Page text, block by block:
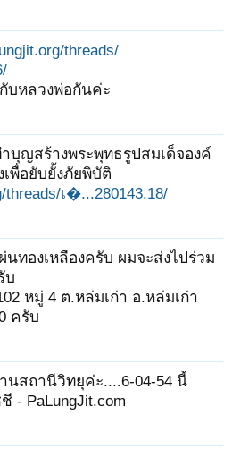
threads/
บหลวงพ่อกันค่ะ
บุญสร้างพระพุทธรูปสมเด็จองค์
พื่อยับยั้งภัยพิบัติ
threads/เ�...280143.18/
นทองเหลืองครับ ผมจะส่งไปร่วม
บ
หมู่ 4 ต.หล่มเก่า อ.หล่มเก่า
ครับ
นสถานีวิทยุค่ะ....6-04-54 นี้
- PaLungJit.com